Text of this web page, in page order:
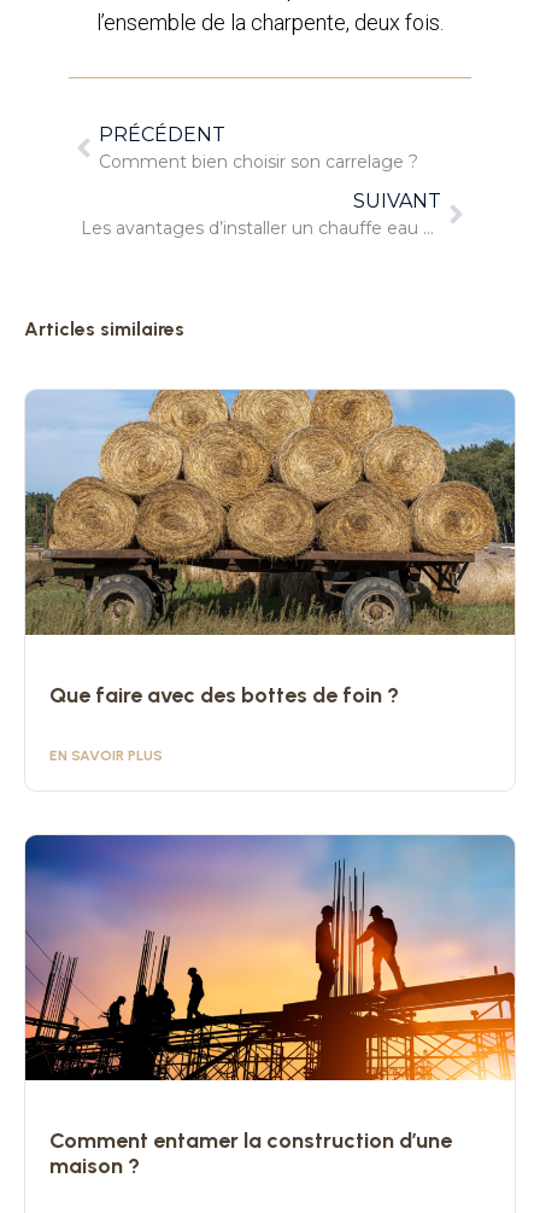
l’ensemble de la charpente, deux fois.
PRÉCÉDENT
Comment bien choisir son carrelage ?
SUIVANT
Les avantages d’installer un chauffe eau solaire dans une maison
Articles similaires
Que faire avec des bottes de foin ?
EN SAVOIR PLUS
Comment entamer la construction d’une
maison ?